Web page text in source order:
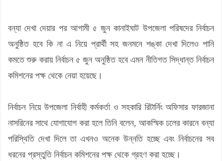
বন্যা দেখা দেয়ার পর আগামী ৫ জুন কানাইঘাট উপজেলা পরিষদের নির্বাচন
অনুষ্ঠিত হবে কি না এ নিয়ে প্রার্থী সহ জনমনে শঙ্কা দেখা দিলেও পানি
কমতে শুরু করায় নির্বাচন ৫ জুন অনুষ্ঠিত হবে এমন নীতিগত সিদ্ধান্ত নির্বাচন
কমিশনের পক্ষ থেকে নেয়া হয়েছে।
নির্বাচন নিয়ে উপজেলা নির্বাহী কর্মকর্তা ও সহকারি রিটার্নিং অফিসার ফারজানা
নাসরিনের সাথে যোগাযোগ করা হলে তিনি বলেন, আকস্মিক ঢলের কারনে বন্যা
পরিস্থিতি দেখা দিলে তা এখনও অনেক উন্নতি হচ্ছে এবং নির্বাচনের সব
ধরনের প্রস্তুতি নির্বাচন কমিশনের পক্ষ থেকে গ্রহণ করা হচ্ছে।